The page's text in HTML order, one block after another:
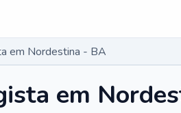
em Nordestina - BA
em